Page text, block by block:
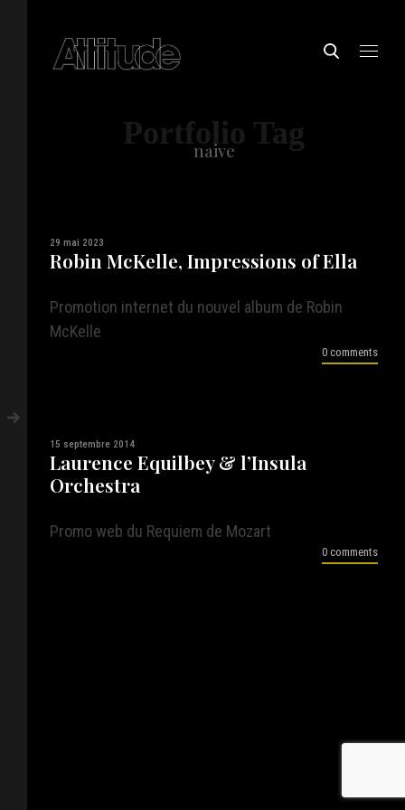
Portfolio Tag
naive
29 mai 2023
Robin McKelle, Impressions of Ella
Promotion internet du nouvel album de Robin
McKelle
0 comments
15 septembre 2014
Laurence Equilbey & l’Insula
Orchestra
Promo web du Requiem de Mozart
0 comments